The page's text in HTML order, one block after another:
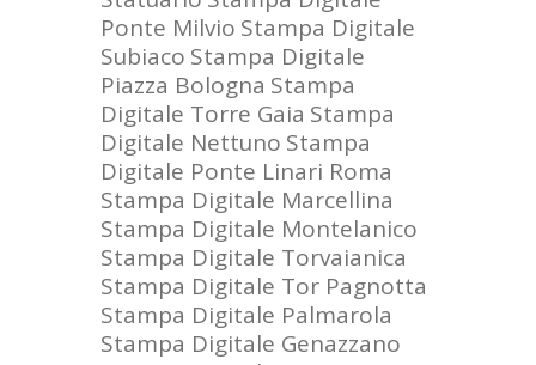
Ponte Milvio Stampa Digitale
Subiaco Stampa Digitale
Piazza Bologna Stampa
Digitale Torre Gaia Stampa
Digitale Nettuno Stampa
Digitale Ponte Linari Roma
Stampa Digitale Marcellina
Stampa Digitale Montelanico
Stampa Digitale Torvaianica
Stampa Digitale Tor Pagnotta
Stampa Digitale Palmarola
Stampa Digitale Genazzano